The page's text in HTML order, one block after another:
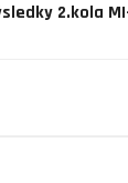
2.kola